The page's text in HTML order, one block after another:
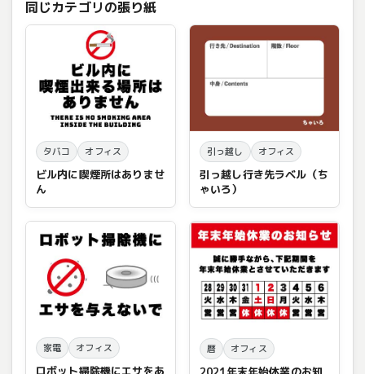
同じカテゴリの張り紙
タバコ オフィス
ビル内に喫煙所はありませ
ん
引っ越し オフィス
引っ越し行き先ラベル（ち
ゃいろ）
家電 オフィス
ロボット掃除機にエサをあ
暦 オフィス